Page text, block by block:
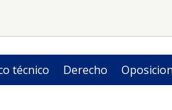
técnico Derecho